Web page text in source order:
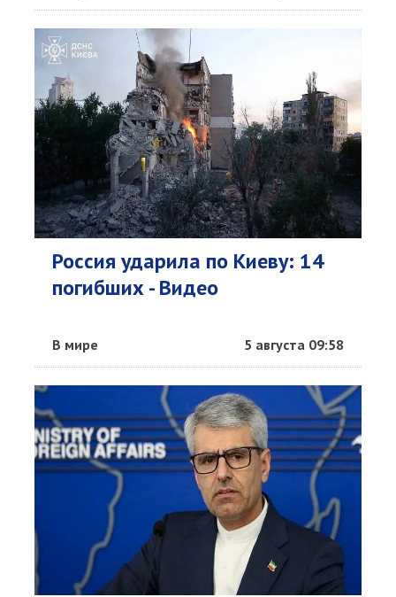
Россия ударила по Киеву: 14
погибших - Видео
В мире 5 августа 09:58